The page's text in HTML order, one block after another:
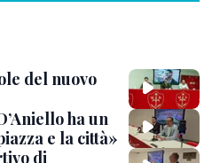
del nuovo
ha un
e la città»
di